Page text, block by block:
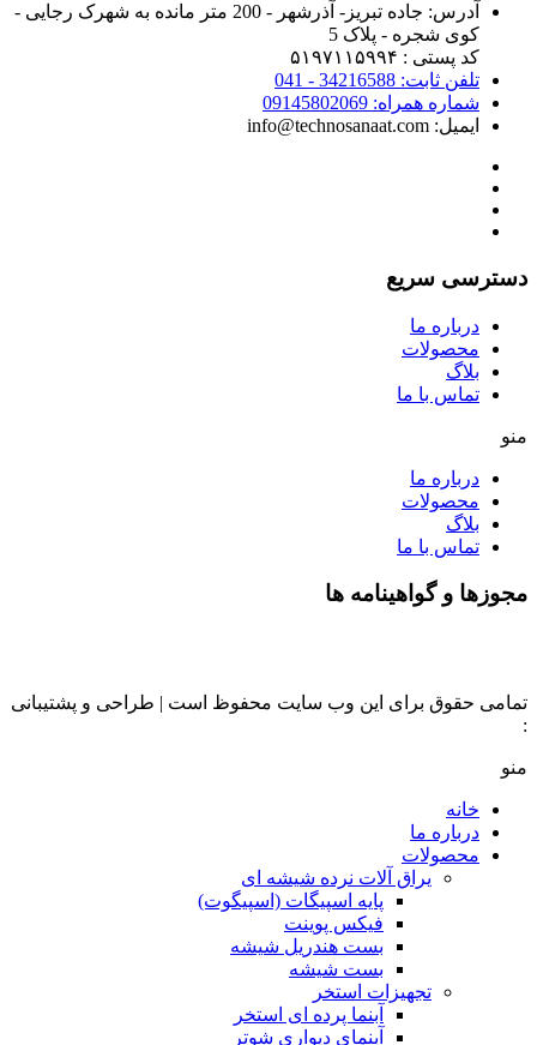
آدرس:
جاده تبریز- آذرشهر - 200 متر مانده به شهرک رجایی -
کوی شجره - پلاک 5
کد پستی : ۵۱۹۷۱۱۵۹۹۴
تلفن ثابت: 34216588 - 041
شماره همراه: 09145802069
ایمیل: info@technosanaat.com
دسترسی سریع
درباره ما
محصولات
بلاگ
تماس با ما
منو
درباره ما
محصولات
بلاگ
تماس با ما
مجوزها و گواهینامه ها
تمامی حقوق برای این وب سایت محفوظ است | طراحی و پشتیبانی
:
منو
خانه
درباره ما
محصولات
یراق آلات نرده شیشه ای
پایه اسپیگات (اسپیگوت)
فیکس پوینت
بست هندریل شیشه
بست شیشه
تجهیزات استخر
آبنما پرده ای استخر
آبنمای دیواری شوتر